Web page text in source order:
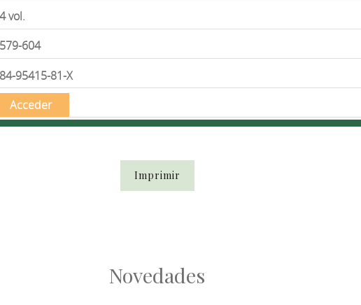
4 vol.
579-604
84-95415-81-X
Acceder
Imprimir
Novedades